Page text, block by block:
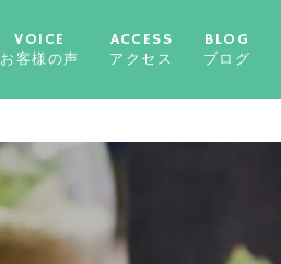
VOICE
お客様の声
ACCESS
アクセス
BLOG
ブログ